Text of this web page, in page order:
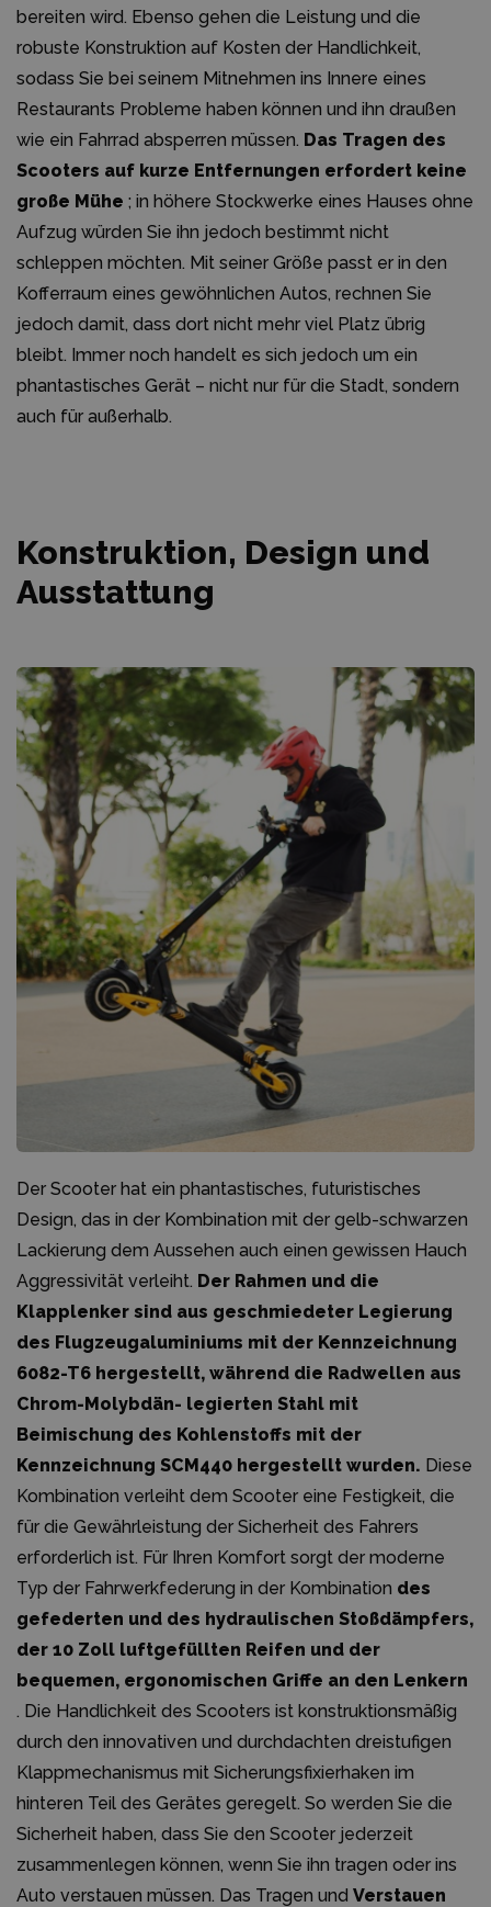
bereiten wird. Ebenso gehen die Leistung und die
robuste Konstruktion auf Kosten der Handlichkeit,
sodass Sie bei seinem Mitnehmen ins Innere eines
Restaurants Probleme haben können und ihn draußen
wie ein Fahrrad absperren müssen. Das Tragen des
Scooters auf kurze Entfernungen erfordert keine
große Mühe ; in höhere Stockwerke eines Hauses ohne
Aufzug würden Sie ihn jedoch bestimmt nicht
schleppen möchten. Mit seiner Größe passt er in den
Kofferraum eines gewöhnlichen Autos, rechnen Sie
jedoch damit, dass dort nicht mehr viel Platz übrig
bleibt. Immer noch handelt es sich jedoch um ein
phantastisches Gerät – nicht nur für die Stadt, sondern
auch für außerhalb.
Konstruktion, Design und
Ausstattung
Der Scooter hat ein phantastisches, futuristisches
Design, das in der Kombination mit der gelb-schwarzen
Lackierung dem Aussehen auch einen gewissen Hauch
Aggressivität verleiht. Der Rahmen und die
Klapplenker sind aus geschmiedeter Legierung
des Flugzeugaluminiums mit der Kennzeichnung
6082-T6 hergestellt, während die Radwellen aus
Chrom-Molybdän- legierten Stahl mit
Beimischung des Kohlenstoffs mit der
Kennzeichnung SCM440 hergestellt wurden. Diese
Kombination verleiht dem Scooter eine Festigkeit, die
für die Gewährleistung der Sicherheit des Fahrers
erforderlich ist. Für Ihren Komfort sorgt der moderne
Typ der Fahrwerkfederung in der Kombination des
gefederten und des hydraulischen Stoßdämpfers,
der 10 Zoll luftgefüllten Reifen und der
bequemen, ergonomischen Griffe an den Lenkern
. Die Handlichkeit des Scooters ist konstruktionsmäßig
durch den innovativen und durchdachten dreistufigen
Klappmechanismus mit Sicherungsfixierhaken im
hinteren Teil des Gerätes geregelt. So werden Sie die
Sicherheit haben, dass Sie den Scooter jederzeit
zusammenlegen können, wenn Sie ihn tragen oder ins
Auto verstauen müssen. Das Tragen und Verstauen